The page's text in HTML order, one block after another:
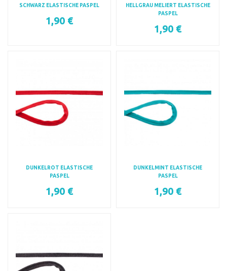
SCHWARZ ELASTISCHE PASPEL
1,90 €
HELLGRAU MELIERT ELASTISCHE
PASPEL
1,90 €
DUNKELROT ELASTISCHE
PASPEL
1,90 €
DUNKELMINT ELASTISCHE
PASPEL
1,90 €